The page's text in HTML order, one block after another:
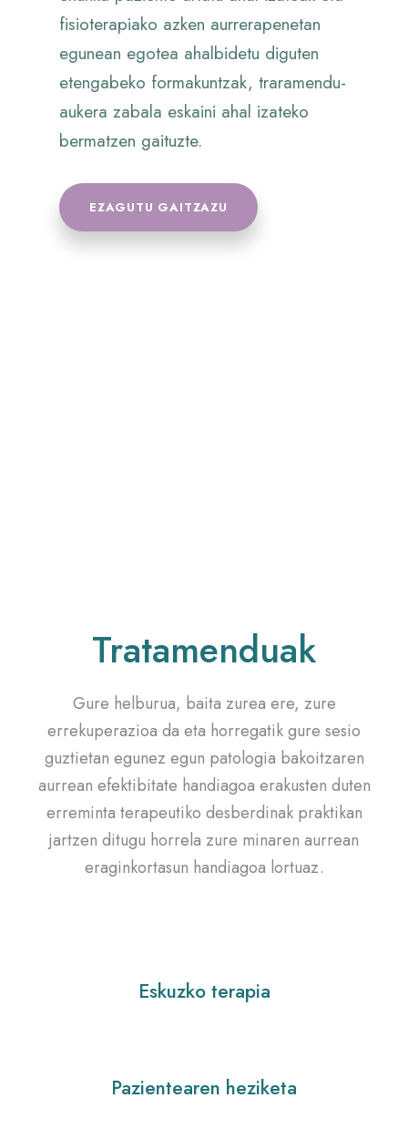
fisioterapiako azken aurrerapenetan
egunean egotea ahalbidetu diguten
etengabeko formakuntzak, traramendu-
aukera zabala eskaini ahal izateko
bermatzen gaituzte.
EZAGUTU GAITZAZU
Tratamenduak
Gure helburua, baita zurea ere, zure
errekuperazioa da eta horregatik gure sesio
guztietan egunez egun patologia bakoitzaren
aurrean efektibitate handiagoa erakusten duten
erreminta terapeutiko desberdinak praktikan
jartzen ditugu horrela zure minaren aurrean
eraginkortasun handiagoa lortuaz.
Eskuzko terapia
Pazientearen heziketa